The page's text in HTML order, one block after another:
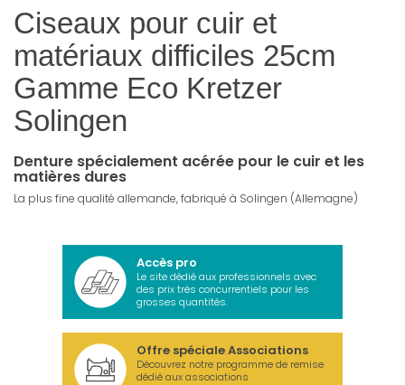
Ciseaux pour cuir et
matériaux difficiles 25cm
Gamme Eco Kretzer
Solingen
Denture spécialement acérée pour le cuir et les
matières dures
La plus fine qualité allemande, fabriqué à Solingen (Allemagne)
Accès pro
Le site dédié aux professionnels avec
des prix très concurrentiels pour les
grosses quantités.
Offre spéciale Associations
Découvrez notre programme de remise
dédié aux associations